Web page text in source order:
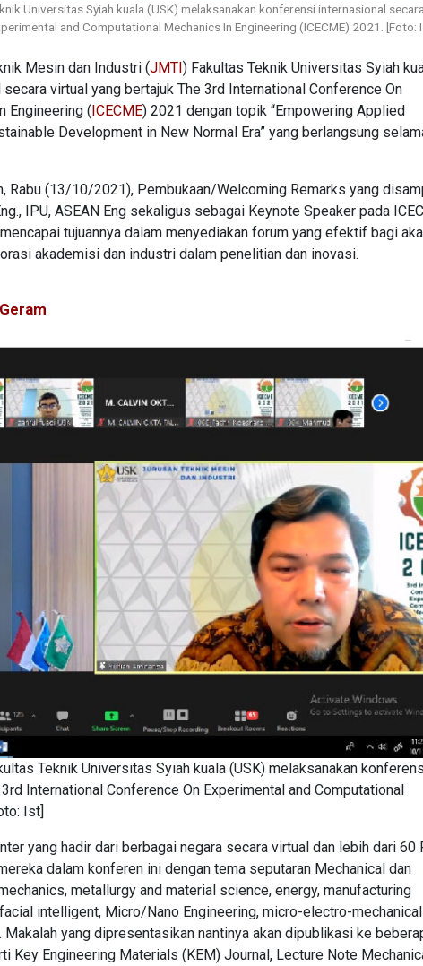
Universitas Syiah kuala (USK) melaksanakan konferensi internasional
and Computational Mechanics In Engineering (ICECME) 2021. [Foto:
Mesin dan Industri (JMTI) Fakultas Teknik Universitas Syiah
virtual yang bertajuk The 3rd International Conference On
Engineering (ICECME) 2021 dengan topik “Empowering Applied
Development in New Normal Era” yang berlangsung
Rabu (13/10/2021), Pembukaan/Welcoming Remarks yang
IPU, ASEAN Eng sekaligus sebagai Keynote Speaker pada
tujuannya dalam menyediakan forum yang efektif bagi
akademisi dan industri dalam penelitian dan inovasi.
Teknik Universitas Syiah kuala (USK) melaksanakan
International Conference On Experimental and Computational
Ist]
yang hadir dari berbagai negara secara virtual dan lebih dari 60
dalam konferen ini dengan tema seputaran Mechanical dan
metallurgy and material science, energy, manufacturing
intelligent, Micro/Nano Engineering, micro-electro-mechanical
yang dipresentasikan nantinya akan dipublikasi ke
Key Engineering Materials (KEM) Journal, Lecture Note